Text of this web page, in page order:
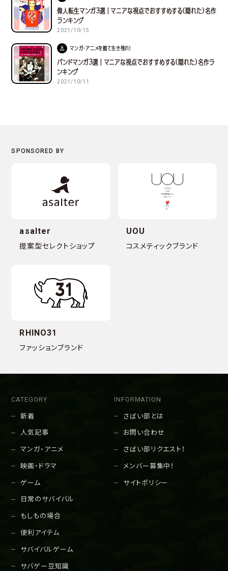
偉人転生マンガ３選｜マニアな視点でおすすめする(隠れた)名作
ランキング
2021/10/15
マンガ・アニメを観て生き残れ！
バンドマンガ３選｜マニアな視点でおすすめする(隠れた)名作ラ
ンキング
2021/10/11
asalter
提案型セレクトショップ
UOU
コスメティックブランド
RHINO31
ファッションブランド
CATEGORY
新着
人気記事
マンガ・アニメ
映画・ドラマ
ゲーム
日常のサバイバル
もしもの場合
便利アイテム
サバイバルゲーム
サバゲー豆知識
INFORMATION
さばい部とは
お問い合わせ
さばい部リクエスト！
メンバー募集中！
サイトポリシー